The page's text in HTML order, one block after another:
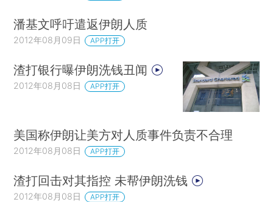
潘基文呼吁遣返伊朗人质
2012年08月09日 APP打开
渣打银行曝伊朗洗钱丑闻
2012年08月08日 APP打开
美国称伊朗让美方对人质事件负责不合理
2012年08月08日 APP打开
渣打回击对其指控 未帮伊朗洗钱
2012年08月08日 APP打开